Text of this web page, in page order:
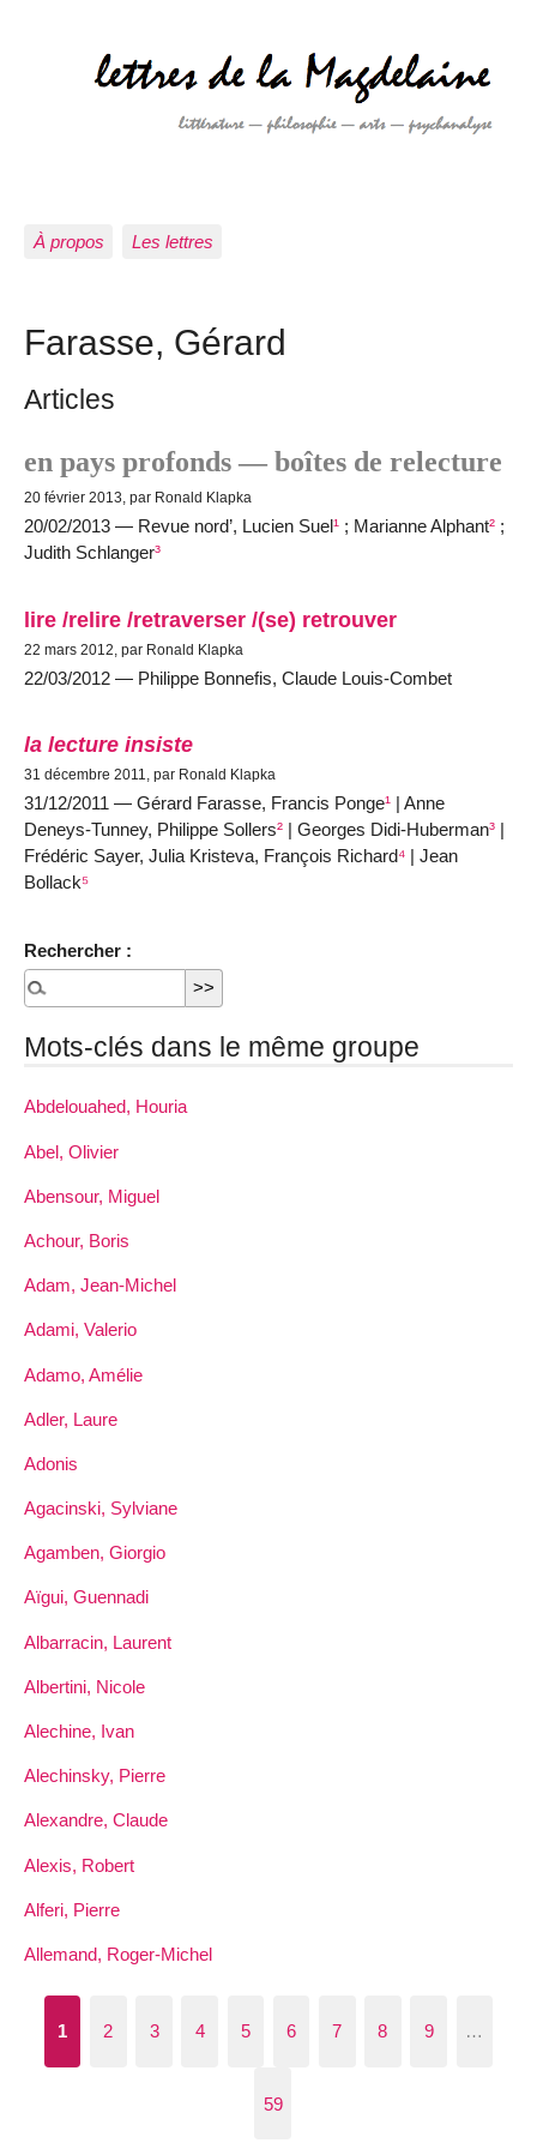
À propos Les lettres
Farasse, Gérard
Articles
en pays profonds — boîtes de relecture
20 février 2013, par Ronald Klapka
20/02/2013 — Revue nord’, Lucien Suel¹ ; Marianne Alphant² ;
Judith Schlanger³
lire /relire /retraverser /(se) retrouver
22 mars 2012, par Ronald Klapka
22/03/2012 — Philippe Bonnefis, Claude Louis-Combet
la lecture insiste
31 décembre 2011, par Ronald Klapka
31/12/2011 — Gérard Farasse, Francis Ponge¹ | Anne
Deneys-Tunney, Philippe Sollers² | Georges Didi-Huberman³ |
Frédéric Sayer, Julia Kristeva, François Richard⁴ | Jean
Bollack⁵
Rechercher :
Mots-clés dans le même groupe
Abdelouahed, Houria
Abel, Olivier
Abensour, Miguel
Achour, Boris
Adam, Jean-Michel
Adami, Valerio
Adamo, Amélie
Adler, Laure
Adonis
Agacinski, Sylviane
Agamben, Giorgio
Aïgui, Guennadi
Albarracin, Laurent
Albertini, Nicole
Alechine, Ivan
Alechinsky, Pierre
Alexandre, Claude
Alexis, Robert
Alferi, Pierre
Allemand, Roger-Michel
1 2 3 4 5 6 7 8 9 …
59